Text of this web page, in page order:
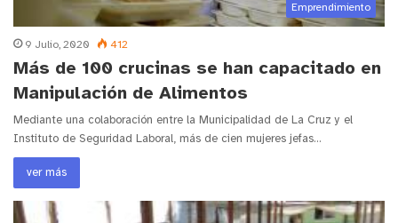
Emprendimiento
9 Julio, 2020 412
Más de 100 crucinas se han capacitado en
Manipulación de Alimentos
Mediante una colaboración entre la Municipalidad de La Cruz y el
Instituto de Seguridad Laboral, más de cien mujeres jefas…
ver más